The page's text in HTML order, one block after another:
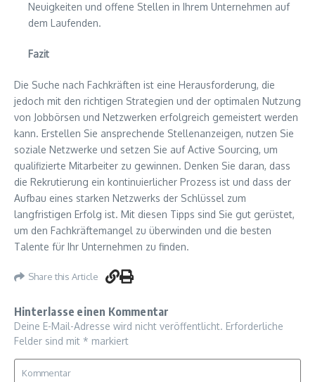
Neuigkeiten und offene Stellen in Ihrem Unternehmen auf
dem Laufenden.
Fazit
Die Suche nach Fachkräften ist eine Herausforderung, die
jedoch mit den richtigen Strategien und der optimalen Nutzung
von Jobbörsen und Netzwerken erfolgreich gemeistert werden
kann. Erstellen Sie ansprechende Stellenanzeigen, nutzen Sie
soziale Netzwerke und setzen Sie auf Active Sourcing, um
qualifizierte Mitarbeiter zu gewinnen. Denken Sie daran, dass
die Rekrutierung ein kontinuierlicher Prozess ist und dass der
Aufbau eines starken Netzwerks der Schlüssel zum
langfristigen Erfolg ist. Mit diesen Tipps sind Sie gut gerüstet,
um den Fachkräftemangel zu überwinden und die besten
Talente für Ihr Unternehmen zu finden.
Share this Article
Hinterlasse einen Kommentar
Deine E-Mail-Adresse wird nicht veröffentlicht. Erforderliche
Felder sind mit * markiert